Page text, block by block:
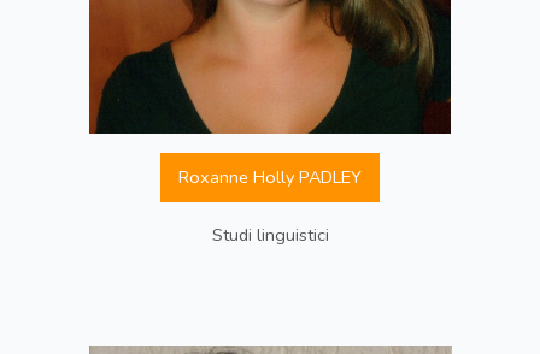
Roxanne Holly PADLEY
Studi linguistici